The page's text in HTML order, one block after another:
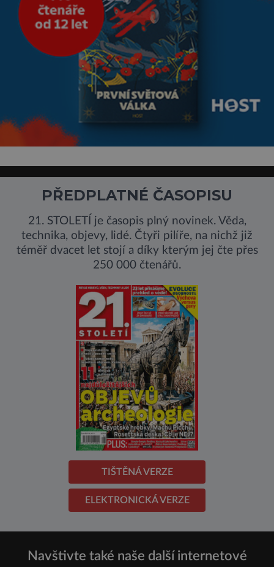
PŘEDPLATNÉ ČASOPISU
21. STOLETÍ je časopis plný novinek. Věda,
technika, objevy, lidé. Čtyři pilíře, na nichž již
téměř dvacet let stojí a díky kterým jej čte přes
250 000 čtenářů.
TIŠTĚNÁ VERZE
ELEKTRONICKÁ VERZE
Navštivte také naše další internetové